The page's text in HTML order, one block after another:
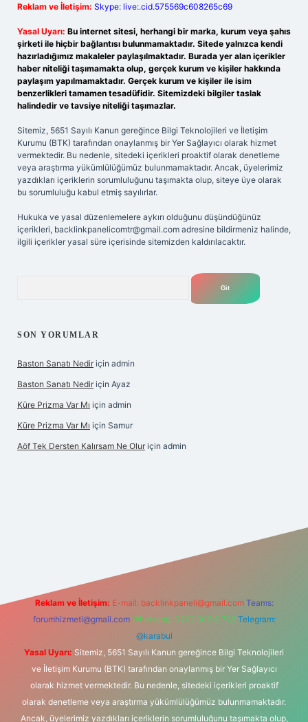
Reklam ve İletişim: Skype: live:.cid.575569c608265c69
Yasal Uyarı: Bu internet sitesi, herhangi bir marka, kurum veya şahıs
şirketi ile hiçbir bağlantısı bulunmamaktadır. Sitede yalnızca kendi
hazırladığımız makaleler paylaşılmaktadır. Burada yer alan içerikler
haber niteliği taşımamakta olup, gerçek kurum ve kişiler hakkında
paylaşım yapılmamaktadır. Gerçek kurum ve kişiler ile isim
benzerlikleri tamamen tesadüfidir. Sitemizdeki bilgiler taslak
halindedir ve tavsiye niteliği taşımazlar.
Sitemiz, 5651 Sayılı Kanun gereğince Bilgi Teknolojileri ve İletişim
Kurumu (BTK) tarafından onaylanmış bir Yer Sağlayıcı olarak hizmet
vermektedir. Bu nedenle, sitedeki içerikleri proaktif olarak denetleme
veya araştırma yükümlülüğümüz bulunmamaktadır. Ancak, üyelerimiz
yazdıkları içeriklerin sorumluluğunu taşımakta olup, siteye üye olarak
bu sorumluluğu kabul etmiş sayılırlar.
Hukuka ve yasal düzenlemelere aykırı olduğunu düşündüğünüz
içerikleri, backlinkpanelicomtr@gmail.com adresine bildirmeniz halinde,
ilgili içerikler yasal süre içerisinde sitemizden kaldırılacaktır.
SON YORUMLAR
Baston Sanatı Nedir için admin
Baston Sanatı Nedir için Ayaz
Küre Prizma Var Mı için admin
Küre Prizma Var Mı için Samur
Aöf Tek Dersten Kalırsam Ne Olur için admin
Reklam ve İletişim: E-mail: backlinkpaneli@gmail.com Teams:
forumhizmeti@gmail.com Whatsapp: 0262 606 0 726 Telegram:
@karabul
Yasal Uyarı: Sitemiz, 5651 Sayılı Kanun gereğince Bilgi Teknolojileri
ve İletişim Kurumu (BTK) tarafından onaylanmış bir Yer Sağlayıcı
olarak hizmet vermektedir. Bu nedenle, sitedeki içerikleri proaktif
olarak denetleme veya araştırma yükümlülüğümüz bulunmamaktadır.
Ancak, üyelerimiz yazdıkları içeriklerin sorumluluğunu taşımakta olup,